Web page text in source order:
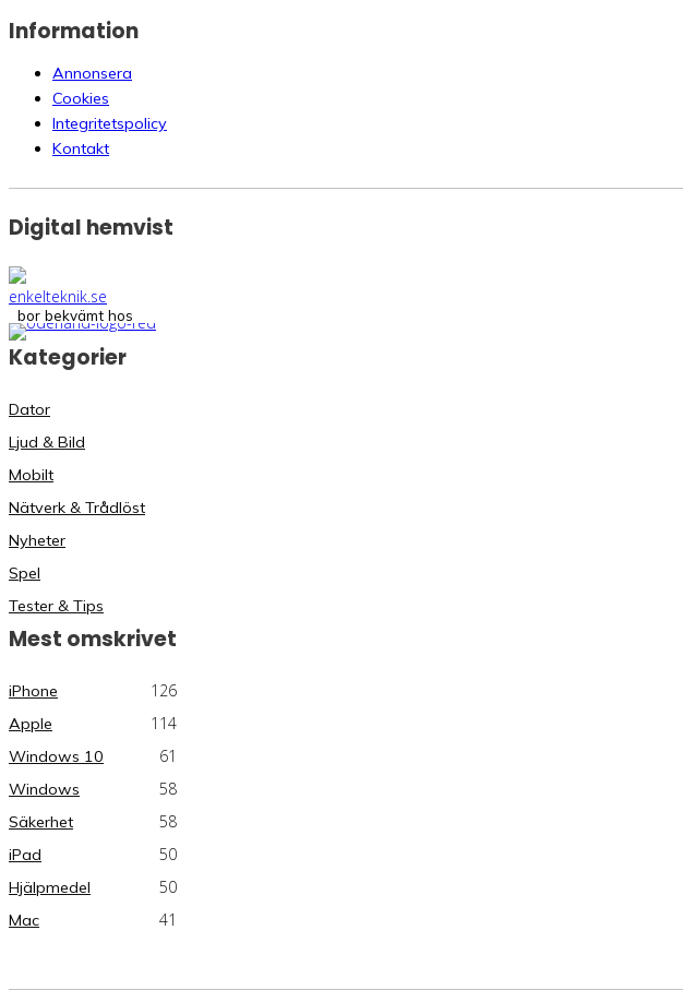
Information
Annonsera
Cookies
Integritetspolicy
Kontakt
Digital hemvist
bor bekvämt hos
Kategorier
Dator
Ljud & Bild
Mobilt
Nätverk & Trådlöst
Nyheter
Spel
Tester & Tips
Mest omskrivet
iPhone 126
Apple 114
Windows 10 61
Windows 58
Säkerhet 58
iPad 50
Hjälpmedel 50
Mac 41